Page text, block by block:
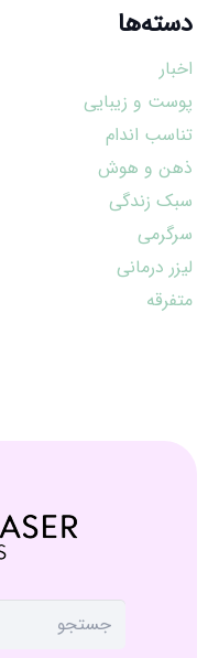
دسته‌ها
اخبار
پوست و زیبایی
تناسب اندام
ذهن و هوش
سبک زندگی
سرگرمی
لیزر درمانی
متفرقه